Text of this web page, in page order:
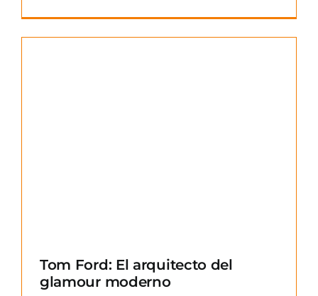
Tom Ford: El arquitecto del
glamour moderno